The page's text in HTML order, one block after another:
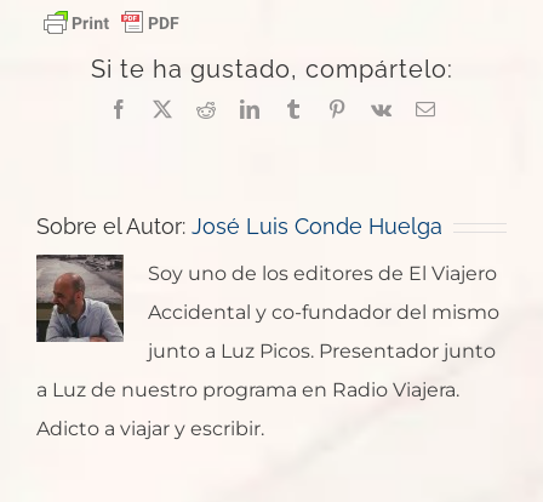
Si te ha gustado, compártelo:
Facebook
X RedditLinkedInTumblrPinterest
Vk
Correo
Sobre el Autor: José Luis Conde Huelga
Soy uno de los editores de El Viajero
Accidental y co-fundador del mismo
junto a Luz Picos. Presentador junto
a Luz de nuestro programa en Radio Viajera.
Adicto a viajar y escribir.